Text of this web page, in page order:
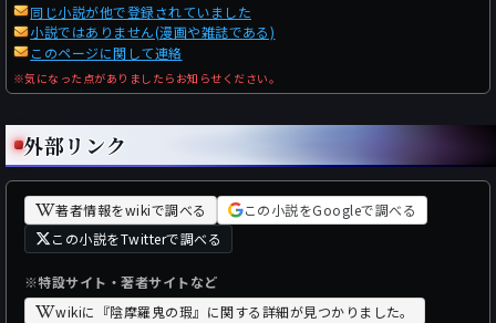
同じ小説が他で登録されていました
小説ではありません(漫画や雑誌である)
このページに関して連絡
※気になった点がありましたらお知らせください。
外部リンク
著者情報をwikiで調べる
この小説をGoogleで調べる
この小説をTwitterで調べる
※特設サイト・著者サイトなど
wikiに『陰摩羅鬼の瑕』に関する詳細が見つかりました。